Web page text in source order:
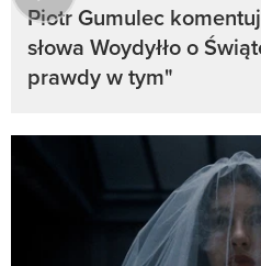
Piotr Gumulec
słowa Woydyłło o
prawdy w tym"